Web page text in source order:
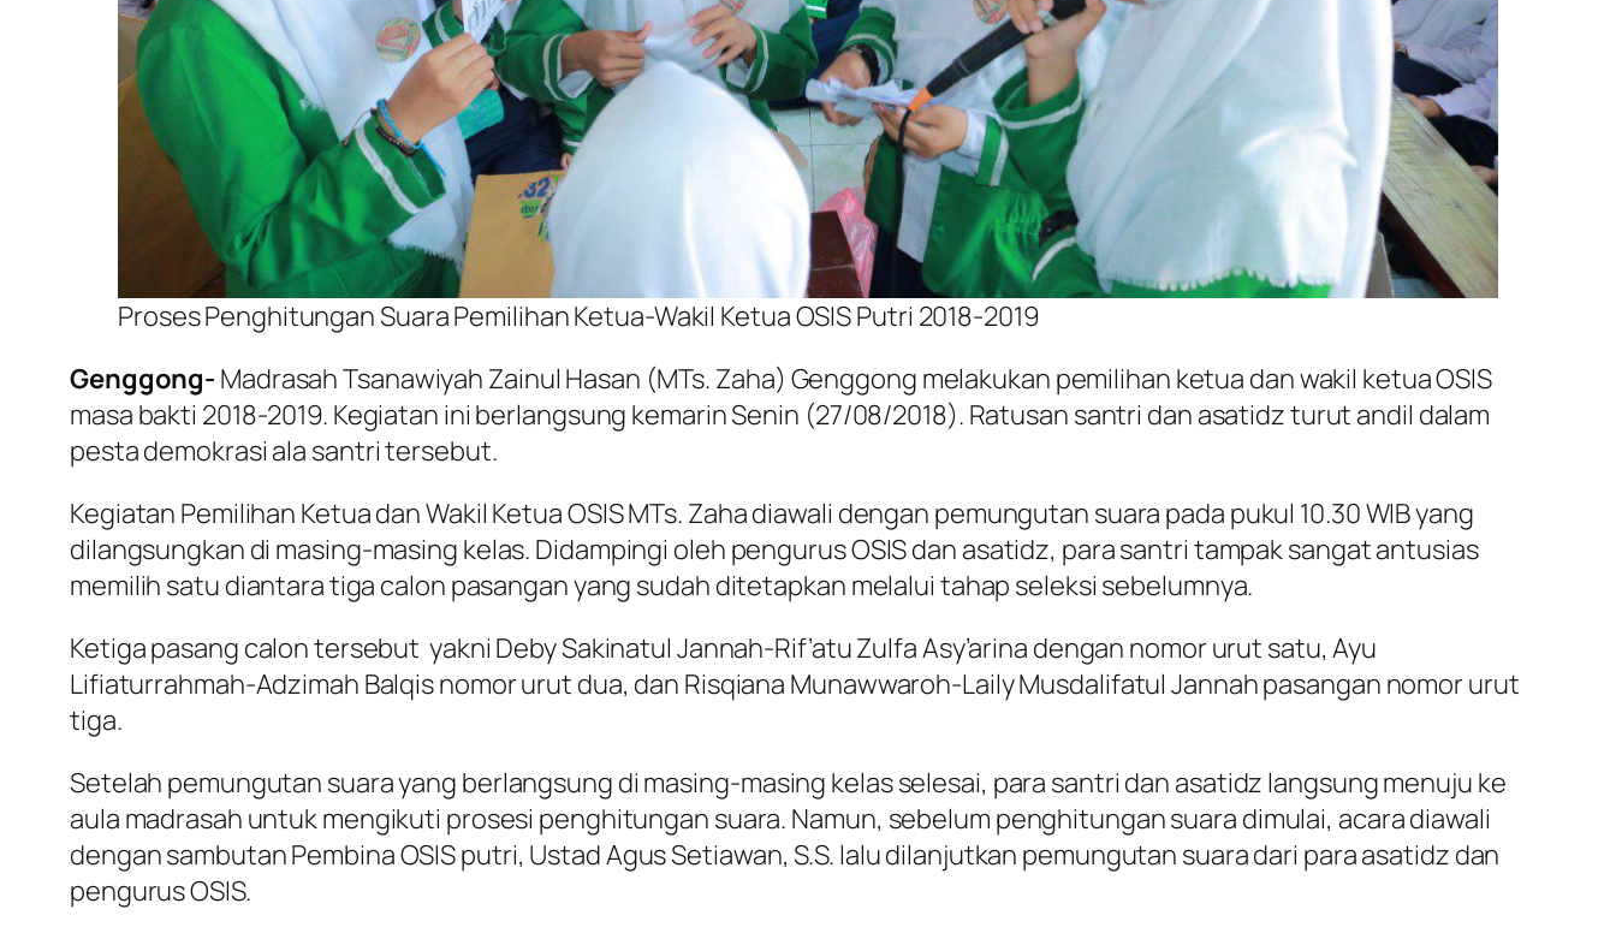
Proses Penghitungan Suara Pemilihan Ketua-Wakil Ketua OSIS Putri 2018-2019
Genggong- Madrasah Tsanawiyah Zainul Hasan (MTs. Zaha) Genggong melakukan pemilihan ketua dan wakil ketua OSIS
masa bakti 2018-2019. Kegiatan ini berlangsung kemarin Senin (27/08/2018). Ratusan santri dan asatidz turut andil dalam
pesta demokrasi ala santri tersebut.
Kegiatan Pemilihan Ketua dan Wakil Ketua OSIS MTs. Zaha diawali dengan pemungutan suara pada pukul 10.30 WIB yang
dilangsungkan di masing-masing kelas. Didampingi oleh pengurus OSIS dan asatidz, para santri tampak sangat antusias
memilih satu diantara tiga calon pasangan yang sudah ditetapkan melalui tahap seleksi sebelumnya.
Ketiga pasang calon tersebut yakni Deby Sakinatul Jannah-Rif’atu Zulfa Asy’arina dengan nomor urut satu, Ayu
Lifiaturrahmah-Adzimah Balqis nomor urut dua, dan Risqiana Munawwaroh-Laily Musdalifatul Jannah pasangan nomor urut
tiga.
Setelah pemungutan suara yang berlangsung di masing-masing kelas selesai, para santri dan asatidz langsung menuju ke
aula madrasah untuk mengikuti prosesi penghitungan suara. Namun, sebelum penghitungan suara dimulai, acara diawali
dengan sambutan Pembina OSIS putri, Ustad Agus Setiawan, S.S. lalu dilanjutkan pemungutan suara dari para asatidz dan
pengurus OSIS.